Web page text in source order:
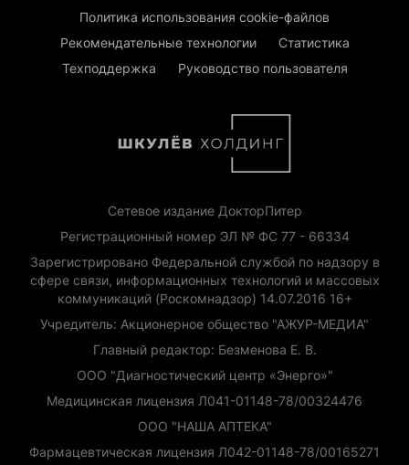
Политика использования cookie-файлов
Рекомендательные технологии
Статистика
Техподдержка
Руководство пользователя
Сетевое издание ДокторПитер
Регистрационный номер ЭЛ № ФС 77 - 66334
Зарегистрировано Федеральной службой по надзору в
сфере связи, информационных технологий и массовых
коммуникаций (Роскомнадзор) 14.07.2016 16+
Учредитель: Акционерное общество "АЖУР-МЕДИА"
Главный редактор: Безменова Е. В.
ООО "Диагностический центр «Энерго»"
Медицинская лицензия Л041-01148-78/00324476
ООО "НАША АПТЕКА"
Фармацевтическая лицензия Л042-01148-78/00165271